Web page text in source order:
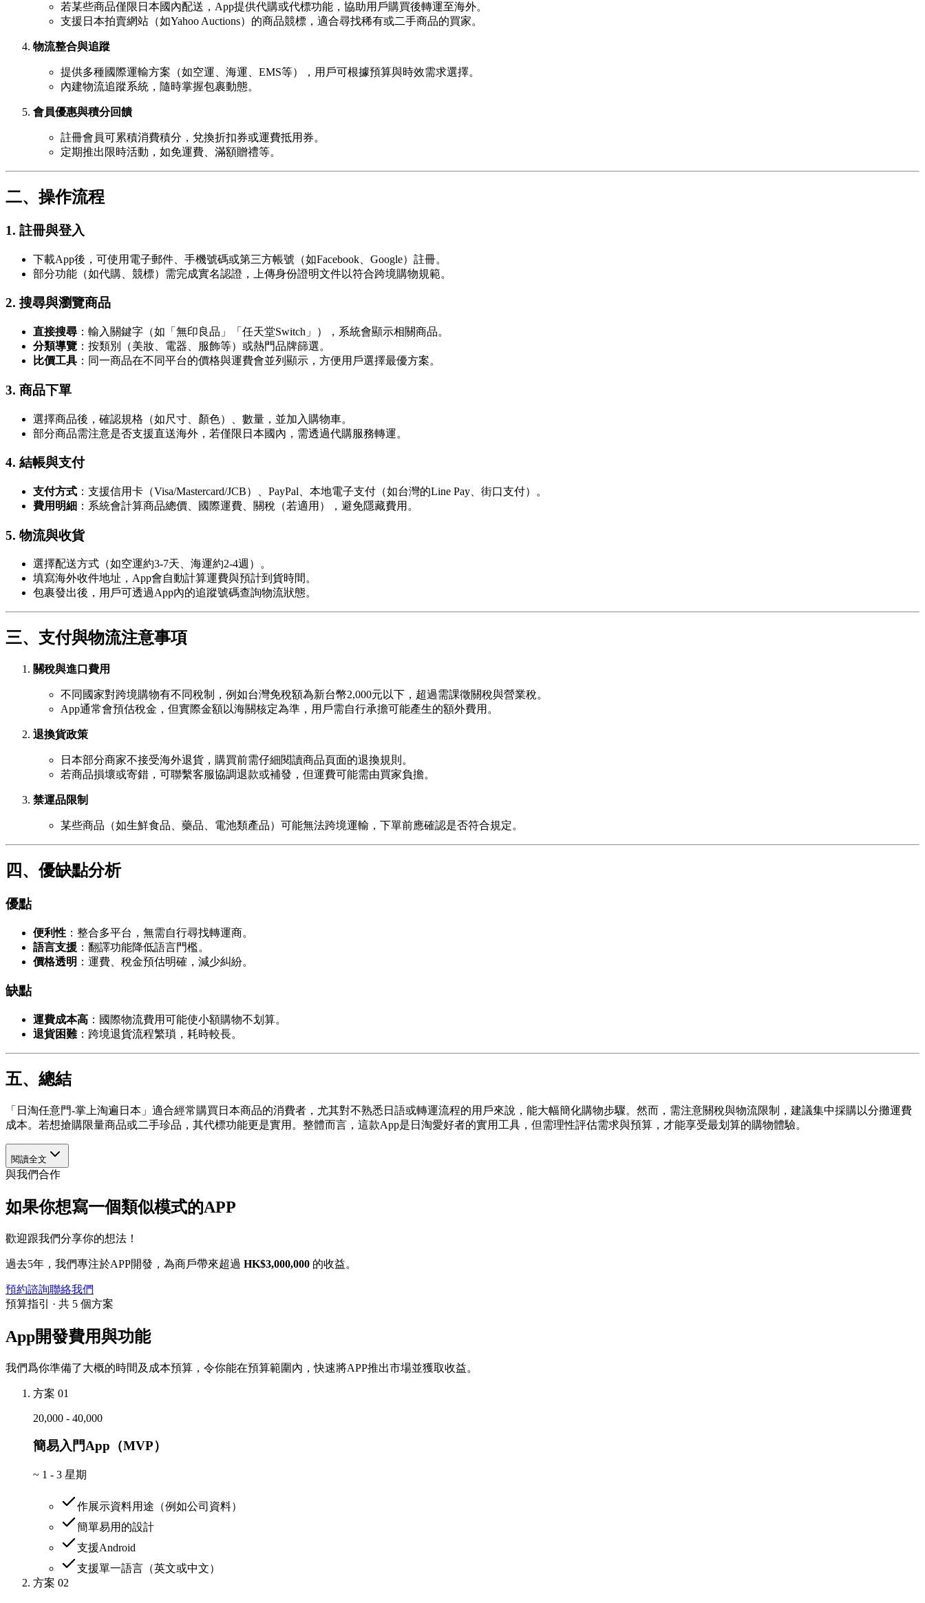
若某些商品僅限日本國內配送，App提供代購或代標功能，協助用戶購買後轉運至海外。
支援日本拍賣網站（如Yahoo Auctions）的商品競標，適合尋找稀有或二手商品的買家。
物流整合與追蹤
提供多種國際運輸方案（如空運、海運、EMS等），用戶可根據預算與時效需求選擇。
內建物流追蹤系統，隨時掌握包裹動態。
會員優惠與積分回饋
註冊會員可累積消費積分，兌換折扣券或運費抵用券。
定期推出限時活動，如免運費、滿額贈禮等。
二、操作流程
1. 註冊與登入
下載App後，可使用電子郵件、手機號碼或第三方帳號（如Facebook、Google）註冊。
部分功能（如代購、競標）需完成實名認證，上傳身份證明文件以符合跨境購物規範。
2. 搜尋與瀏覽商品
直接搜尋 ：輸入關鍵字（如「無印良品」「任天堂Switch」），系統會顯示相關商品。
分類導覽 ：按類別（美妝、電器、服飾等）或熱門品牌篩選。
比價工具 ：同一商品在不同平台的價格與運費會並列顯示，方便用戶選擇最優方案。
3. 商品下單
選擇商品後，確認規格（如尺寸、顏色）、數量，並加入購物車。
部分商品需注意是否支援直送海外，若僅限日本國內，需透過代購服務轉運。
4. 結帳與支付
支付方式 ：支援信用卡（Visa/Mastercard/JCB）、PayPal、本地電子支付（如台灣的Line Pay、街口支付）。
費用明細 ：系統會計算商品總價、國際運費、關稅（若適用），避免隱藏費用。
5. 物流與收貨
選擇配送方式（如空運約3-7天、海運約2-4週）。
填寫海外收件地址，App會自動計算運費與預計到貨時間。
包裹發出後，用戶可透過App內的追蹤號碼查詢物流狀態。
三、支付與物流注意事項
關稅與進口費用
不同國家對跨境購物有不同稅制，例如台灣免稅額為新台幣2,000元以下，超過需課徵關稅與營業稅。
App通常會預估稅金，但實際金額以海關核定為準，用戶需自行承擔可能產生的額外費用。
退換貨政策
日本部分商家不接受海外退貨，購買前需仔細閱讀商品頁面的退換規則。
若商品損壞或寄錯，可聯繫客服協調退款或補發，但運費可能需由買家負擔。
禁運品限制
某些商品（如生鮮食品、藥品、電池類產品）可能無法跨境運輸，下單前應確認是否符合規定。
四、優缺點分析
優點
便利性 ：整合多平台，無需自行尋找轉運商。
語言支援 ：翻譯功能降低語言門檻。
價格透明 ：運費、稅金預估明確，減少糾紛。
缺點
運費成本高 ：國際物流費用可能使小額購物不划算。
退貨困難：跨境退貨流程繁瑣，耗時較長。
五、總結
「日淘任意門-掌上淘遍日本」適合經常購買日本商品的消費者，尤其對不熟悉日語或轉運流程的用戶來說，能大幅簡化購物步驟。然而，需注意關稅與物流限制，建議集中採購以分攤運費
成本。若想搶購限量商品或二手珍品，其代標功能更是實用。整體而言，這款App是日淘愛好者的實用工具，但需理性評估需求與預算，才能享受最划算的購物體驗。
閱讀全文
與我們合作
如果你想寫一個類似模式的APP
歡迎跟我們分享你的想法！
過去5年，我們專注於APP開發，為商戶帶來超過 HK$3,000,000 的收益。
預約諮詢聯絡我們
預算指引 · 共 5 個方案
App開發費用與功能
我們爲你準備了大概的時間及成本預算，令你能在預算範圍內，快速將APP推出市場並獲取收益。
方案 01
20,000 - 40,000
簡易入門App（MVP）
~ 1 - 3 星期
作展示資料用途（例如公司資料）
簡單易用的設計
支援Android
支援單一語言（英文或中文）
方案 02